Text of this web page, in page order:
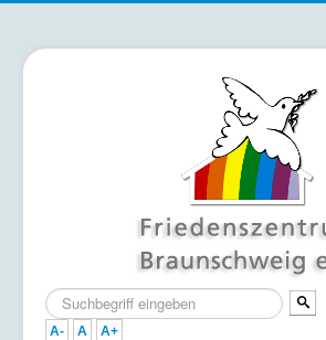
Suchen
...
A- A A+